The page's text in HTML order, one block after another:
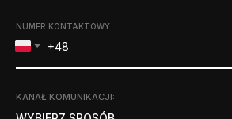
NUMER KONTAKTOWY
KANAŁ KOMUNIKACJI: